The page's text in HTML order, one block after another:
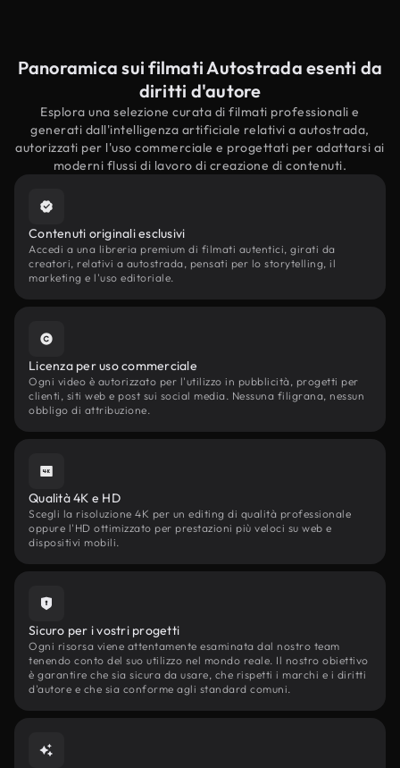
Panoramica sui filmati Autostrada esenti da
diritti d'autore
Esplora una selezione curata di filmati professionali e
generati dall'intelligenza artificiale relativi a autostrada,
autorizzati per l'uso commerciale e progettati per adattarsi ai
moderni flussi di lavoro di creazione di contenuti.
Contenuti originali esclusivi
Accedi a una libreria premium di filmati autentici, girati da
creatori, relativi a autostrada, pensati per lo storytelling, il
marketing e l'uso editoriale.
Licenza per uso commerciale
Ogni video è autorizzato per l'utilizzo in pubblicità, progetti per
clienti, siti web e post sui social media. Nessuna filigrana, nessun
obbligo di attribuzione.
Qualità 4K e HD
Scegli la risoluzione 4K per un editing di qualità professionale
oppure l'HD ottimizzato per prestazioni più veloci su web e
dispositivi mobili.
Sicuro per i vostri progetti
Ogni risorsa viene attentamente esaminata dal nostro team
tenendo conto del suo utilizzo nel mondo reale. Il nostro obiettivo
è garantire che sia sicura da usare, che rispetti i marchi e i diritti
d'autore e che sia conforme agli standard comuni.